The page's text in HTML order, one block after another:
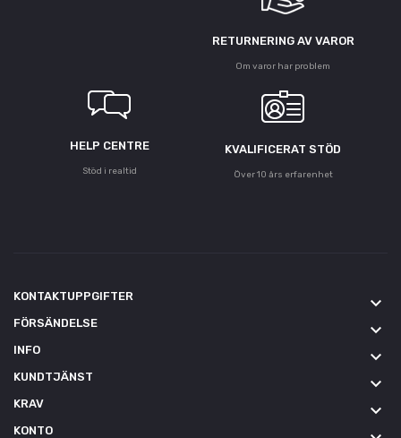
RETURNERING AV VAROR
Om varor har problem
HELP CENTRE
Stöd i realtid
KVALIFICERAT STÖD
Över 10 års erfarenhet
KONTAKTUPPGIFTER keyboard_arrow_down
FÖRSÄNDELSE keyboard_arrow_down
INFO keyboard_arrow_down
KUNDTJÄNST keyboard_arrow_down
KRAV keyboard_arrow_down
KONTO